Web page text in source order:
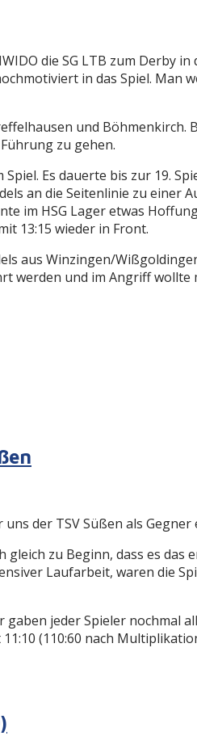
die SG LTB zum Derby
in das Spiel.
und
zu gehen.
Es dauerte bis zur 19.
an die Seitenlinie zu einer
im HSG Lager etwas
13:15 wieder in Front.
aus Winzingen/
und im Angriff wollte
der TSV Süßen als
zu Beginn, dass es
Laufarbeit, waren die
jeder Spieler nochmal
(110:60 nach